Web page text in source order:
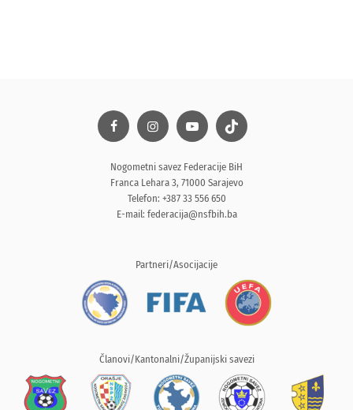
Nogometni savez Federacije BiH
Franca Lehara 3, 71000 Sarajevo
Telefon: +387 33 556 650
E-mail: federacija@nsfbih.ba
Partneri/Asocijacije
Članovi/Kantonalni/Županijski savezi